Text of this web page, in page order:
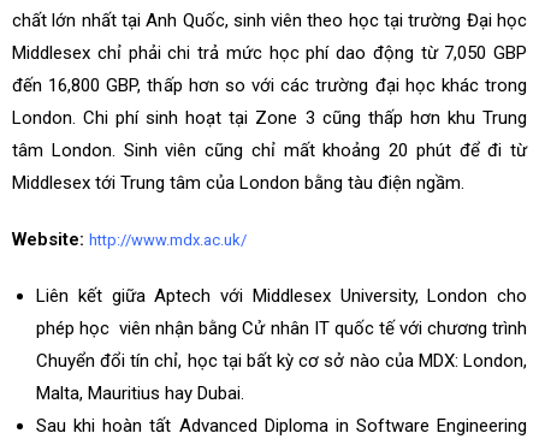
chất lớn nhất tại Anh Quốc, sinh viên theo học tại trường Đại học
Middlesex chỉ phải chi trả mức học phí dao động từ 7,050 GBP
đến 16,800 GBP, thấp hơn so với các trường đại học khác trong
London. Chi phí sinh hoạt tại Zone 3 cũng thấp hơn khu Trung
tâm London. Sinh viên cũng chỉ mất khoảng 20 phút để đi từ
Middlesex tới Trung tâm của London bằng tàu điện ngầm.
Website: http://www.mdx.ac.uk/
Liên kết giữa Aptech với Middlesex University, London cho
phép học viên nhận bằng Cử nhân IT quốc tế với chương trình
Chuyển đổi tín chỉ, học tại bất kỳ cơ sở nào của MDX: London,
Malta, Mauritius hay Dubai.
Sau khi hoàn tất Advanced Diploma in Software Engineering